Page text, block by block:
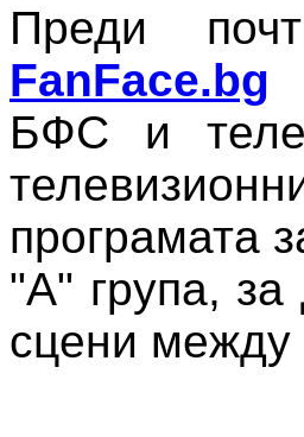
Преди
FanFace.bg
БФС и
програмата
"А" група, за
сцени между